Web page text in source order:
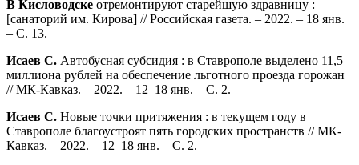
В Кисловодске отремонтируют старейшую здравницу :
[санаторий им. Кирова] // Российская газета. – 2022. – 18 янв.
– С. 13.
Исаев С. Автобусная субсидия : в Ставрополе выделено 11,5
миллиона рублей на обеспечение льготного проезда горожан
// МК-Кавказ. – 2022. – 12–18 янв. – С. 2.
Исаев С. Новые точки притяжения : в текущем году в
Ставрополе благоустроят пять городских пространств // МК-
Кавказ. – 2022. – 12–18 янв. – С. 2.